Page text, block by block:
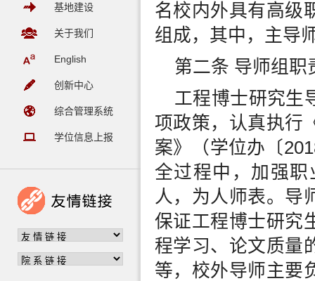
基地建设
关于我们
English
创新中心
综合管理系统
学位信息上报
名校内外具有高级
组成，其中，主导
第二条 导师组职
工程博士研究生
项政策，认真执行
案》（学位办〔
全过程中，加强
人，为人师表。导
保证工程博士研究
程学习、论文质量
等，校外导师主要